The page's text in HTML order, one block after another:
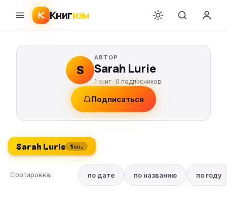
Книгизм
S
АВТОР
Sarah Lurie
1 книг · 0 подписчиков
Подписаться
Sarah Lurie 1 кн.
Сортировка: по дате по названию по году